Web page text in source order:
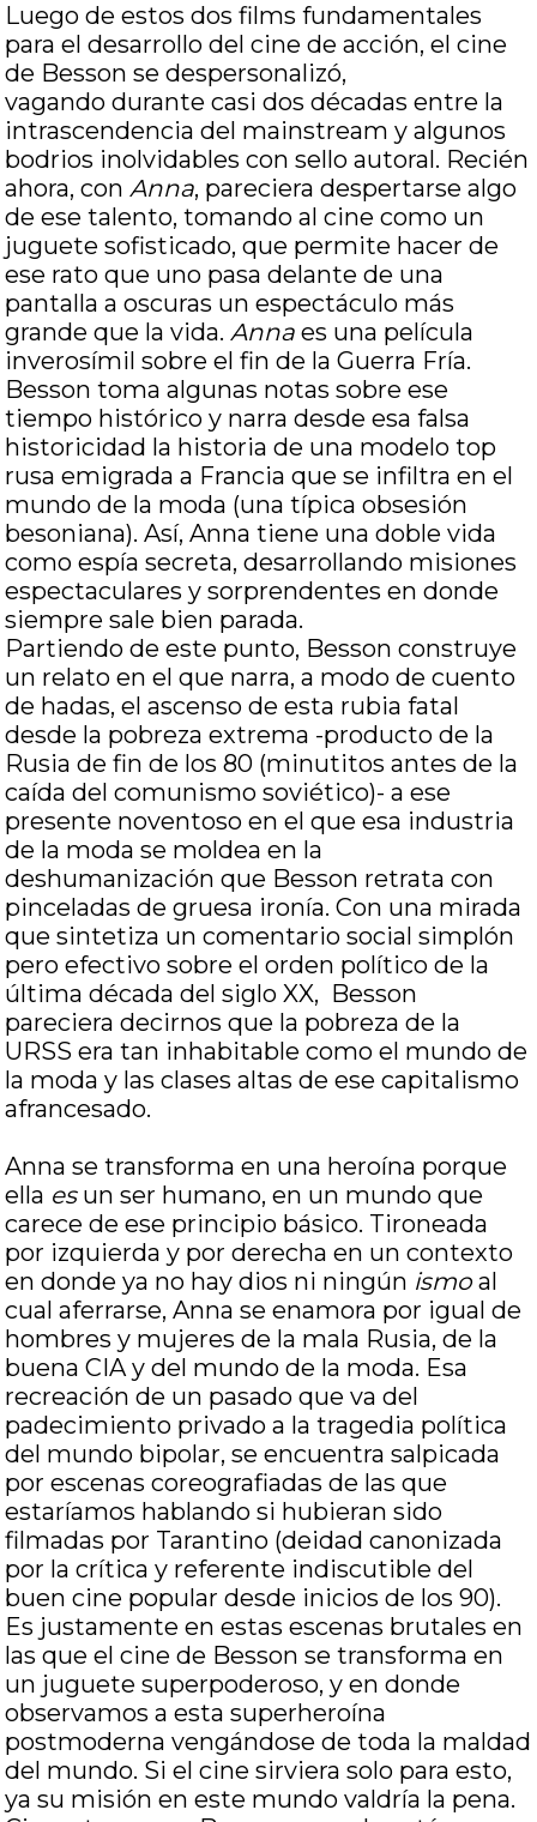
Luego de estos dos films fundamentales
para el desarrollo del cine de acción, el cine
de Besson se despersonalizó,
vagando durante casi dos décadas entre la
intrascendencia del mainstream y algunos
bodrios inolvidables con sello autoral. Recién
ahora, conAnna, pareciera despertarse algo
de ese talento, tomando al cine como un
juguete sofisticado, que permite hacer de
ese rato que uno pasa delante de una
pantalla a oscuras un espectáculo más
grande que la vida.Anna es una película
inverosímil sobre el fin de la Guerra Fría.
Besson toma algunas notas sobre ese
tiempo histórico y narra desde esa falsa
historicidad la historia de una modelo top
rusa emigrada a Francia que se infiltra en el
mundo de la moda (una típica obsesión
besoniana). Así, Anna tiene una doble vida
como espía secreta, desarrollando misiones
espectaculares y sorprendentes en donde
siempre sale bien parada.
Partiendo de este punto, Besson construye
un relato en el que narra, a modo de cuento
de hadas, el ascenso de esta rubia fatal
desde la pobreza extrema -producto de la
Rusia de fin de los 80 (minutitos antes de la
caída del comunismo soviético)- a ese
presente noventoso en el que esa industria
de la moda se moldea en la
deshumanización que Besson retrata con
pinceladas de gruesa ironía. Con una mirada
que sintetiza un comentario social simplón
pero efectivo sobre el orden político de la
última década del siglo XX, Besson
pareciera decirnos que la pobreza de la
URSS era tan inhabitable como el mundo de
la moda y las clases altas de ese capitalismo
afrancesado.
Anna se transforma en una heroína porque
ella es un ser humano, en un mundo que
carece de ese principio básico. Tironeada
por izquierda y por derecha en un contexto
en donde ya no hay dios ni ningún ismoal
cual aferrarse, Anna se enamora por igual de
hombres y mujeres de la mala Rusia, de la
buena CIA y del mundo de la moda. Esa
recreación de un pasado que va del
padecimiento privado a la tragedia política
del mundo bipolar, se encuentra salpicada
por escenas coreografiadas de las que
estaríamos hablando si hubieran sido
filmadas por Tarantino (deidad canonizada
por la crítica y referente indiscutible del
buen cine popular desde inicios de los 90).
Es justamente en estas escenas brutales en
las que el cine de Besson se transforma en
un juguete superpoderoso, y en donde
observamos a esta superheroína
postmoderna vengándose de toda la maldad
del mundo. Si el cine sirviera solo para esto,
ya su misión en este mundo valdría la pena.